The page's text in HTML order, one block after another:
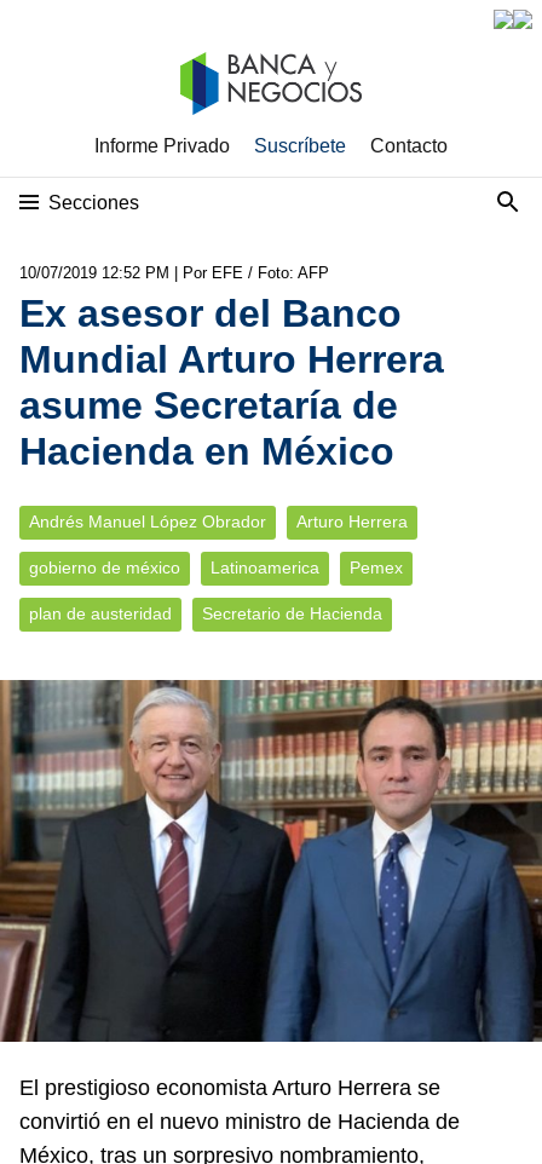
Informe Privado Suscríbete Contacto
Secciones
10/07/2019 12:52 PM | Por EFE / Foto: AFP
Ex asesor del Banco
Mundial Arturo Herrera
asume Secretaría de
Hacienda en México
Andrés Manuel López Obrador Arturo Herrera
gobierno de méxico Latinoamerica Pemex
plan de austeridad Secretario de Hacienda
El prestigioso economista Arturo Herrera se
convirtió en el nuevo ministro de Hacienda de
México, tras un sorpresivo nombramiento,